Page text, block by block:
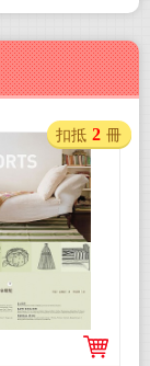
扣抵 2 冊